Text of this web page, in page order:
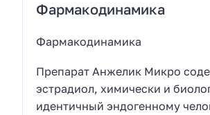
Фармакодинамика
Фармакодинамика
Препарат Анжелик Микро
эстрадиол, химически и
идентичный эндогенному